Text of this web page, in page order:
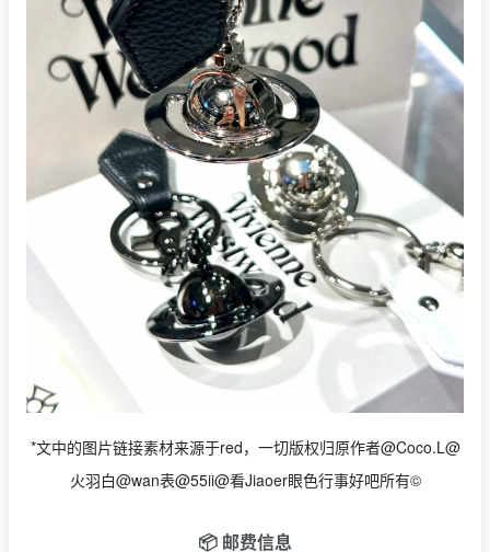
*文中的图片链接素材来源于red，一切版权归原作者@Coco.L@
火羽白@wan表@55ii@看Jiaoer眼色行事好吧所有©
📦 邮费信息